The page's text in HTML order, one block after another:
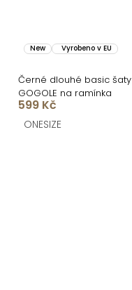
New Vyrobeno v EU
Černé dlouhé basic šaty
GOGOLE na ramínka
599 Kč
ONESIZE